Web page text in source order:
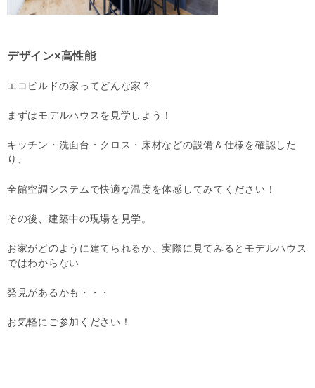
デザイン×高性能
エコビルドの家ってどんな家？
まずはモデルハウスを見学しよう！
キッチン・洗面台・クロス・床材などの設備＆仕様を確認した
り、
全館空調システムで快適な温度を体感してみてください！
その後、建築中の現場を見学。
お家がどのように建てられるか、実際に見てみるとモデルハウス
ではわからない
発見があるかも・・・
お気軽にご参加ください！